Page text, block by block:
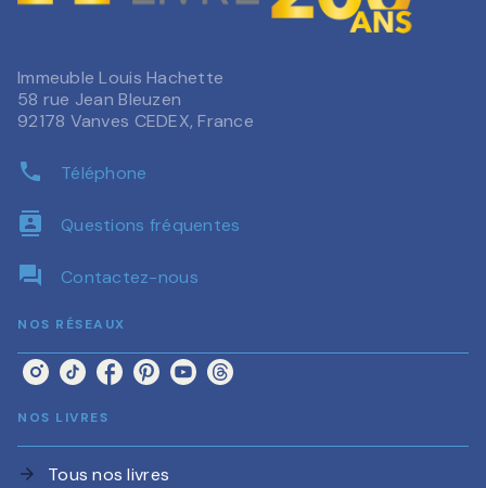
Immeuble Louis Hachette
58 rue Jean Bleuzen
92178 Vanves CEDEX, France
phone Téléphone
contacts Questions fréquentes
question_answer Contactez-nous
NOS RÉSEAUX
NOS LIVRES
arrow_forward Tous nos livres